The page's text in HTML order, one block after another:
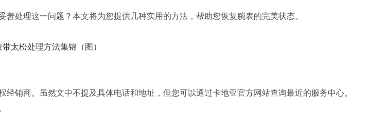
理这一问题？本文将为您提供几种实用的方法，帮助您恢复腕表的完美状态。
商。虽然文中不提及具体电话和地址，但您可以通过卡地亚官方网站查询最近的服务中心。